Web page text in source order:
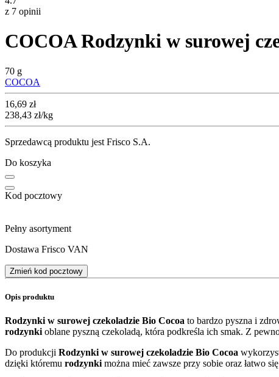
z 7 opinii
COCOA Rodzynki w surowej
70 g
COCOA
Cena
16,69 zł
238,43 zł/kg
Sprzedawcą produktu jest Frisco S.A.
Do koszyka
Kod pocztowy
Pełny asortyment
Dostawa Frisco VAN
Zmień kod pocztowy
Opis produktu
Rodzynki w surowej czekoladzie Bio Cocoa to bardzo pyszna i
rodzynki oblane pyszną czekoladą, która podkreśla ich smak. Z
Do produkcji Rodzynki w surowej czekoladzie Bio Cocoa
dzięki któremu rodzynki można mieć zawsze przy sobie oraz łatwo